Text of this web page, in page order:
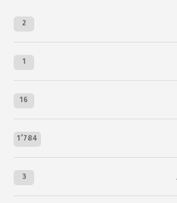
2
1
16
1٬784
3